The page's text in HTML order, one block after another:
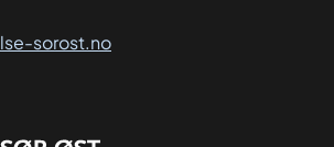
sorost.no